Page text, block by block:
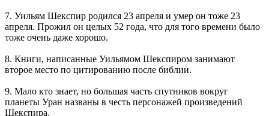
7. Уильям Шекспир родился 23 апреля и умер он тоже 23
апреля. Прожил он целых 52 года, что для того времени было
тоже очень даже хорошо.
8. Книги, написанные Уильямом Шекспиром занимают
второе место по цитированию после библии.
9. Мало кто знает, но большая часть спутников вокруг
планеты Уран названы в честь персонажей произведений
Шекспира.